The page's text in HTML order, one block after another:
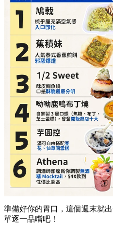
準備好你的胃口，這個週末就
單逐一品嚐吧！